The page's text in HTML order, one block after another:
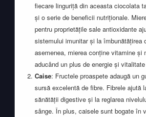
fiecare linguriță din aceasta ciocolata
și o serie de beneficii nutriționale.
pentru proprietățile sale antioxidante
sistemului imunitar și la îmbunătățirea
asemenea, mierea conține vitamine și
aducând un plus de energie și
Caise: Fructele proaspete adaugă un
sursă excelentă de fibre. Fibrele ajută
sănătății digestive și la reglarea
sânge. În plus, caisele sunt bogate în